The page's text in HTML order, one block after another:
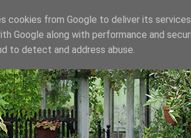
cookies from Google to deliver its
Google along with performance and
to detect and address abuse.